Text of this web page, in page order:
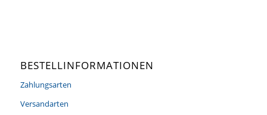
BESTELLINFORMATIONEN
Zahlungsarten
Versandarten